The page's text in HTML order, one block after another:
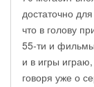
достаточно для
что в голову
55-ти и
и в игры
говоря уже о